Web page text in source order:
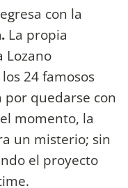
con la
La propia
Lozano
24 famosos
quedarse con
momento, la
un misterio; sin
el proyecto